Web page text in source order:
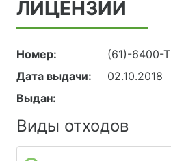
ЛИЦЕНЗИИ
Номер:
(61)-6400-Т
Дата выдачи:
02.10.2018
Выдан:
Виды отходов